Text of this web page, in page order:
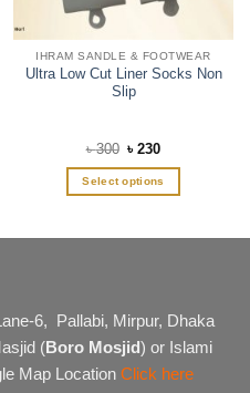
IHRAM SANDLE & FOOTWEAR
Ultra Low Cut Liner Socks Non
Slip
৳300 Original
was:
৳ 300.
৳230Current
is:
৳ 230.
Select options
The
options
may
be
6, Pallabi, Mirpur, Dhaka
(Boro Mosjid) or Islami
Map Location Click here